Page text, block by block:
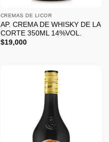
CREMAS DE LICOR
AP. CREMA DE WHISKY DE LA
CORTE 350ML 14%VOL.
$19,000